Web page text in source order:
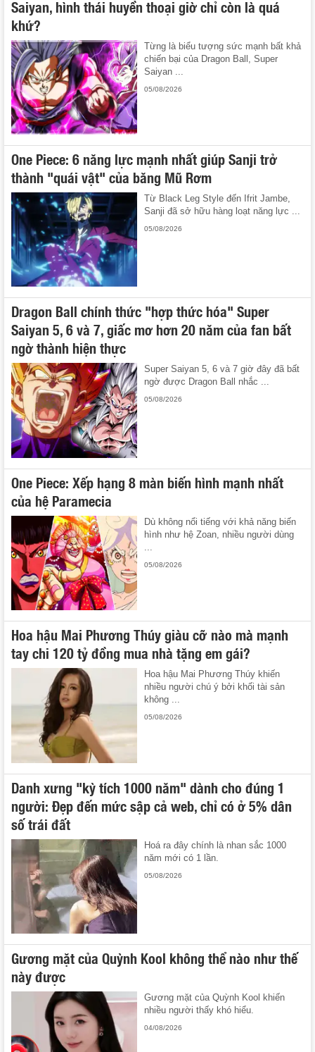
Saiyan, hình thái huyền thoại giờ chỉ còn là quá
khứ?
Từng là biểu tượng sức mạnh bất khả
chiến bại của Dragon Ball, Super
Saiyan ...
05/08/2026
One Piece: 6 năng lực mạnh nhất giúp Sanji trở
thành "quái vật" của băng Mũ Rơm
Từ Black Leg Style đến Ifrit Jambe,
Sanji đã sở hữu hàng loạt năng lực ...
05/08/2026
Dragon Ball chính thức "hợp thức hóa" Super
Saiyan 5, 6 và 7, giấc mơ hơn 20 năm của fan bất
ngờ thành hiện thực
Super Saiyan 5, 6 và 7 giờ đây đã bất
ngờ được Dragon Ball nhắc ...
05/08/2026
One Piece: Xếp hạng 8 màn biến hình mạnh nhất
của hệ Paramecia
Dù không nổi tiếng với khả năng biến
hình như hệ Zoan, nhiều người dùng
05/08/2026
Hoa hậu Mai Phương Thúy giàu cỡ nào mà mạnh
tay chi 120 tỷ đồng mua nhà tặng em gái?
Hoa hậu Mai Phương Thúy khiến
nhiều người chú ý bởi khối tài sản
không ...
05/08/2026
Danh xưng "kỳ tích 1000 năm" dành cho đúng 1
người: Đẹp đến mức sập cả web, chỉ có ở 5% dân
số trái đất
Hoá ra đây chính là nhan sắc 1000
năm mới có 1 lần.
05/08/2026
Gương mặt của Quỳnh Kool không thể nào như thế
này được
Gương mặt của Quỳnh Kool khiến
nhiều người thấy khó hiểu.
04/08/2026